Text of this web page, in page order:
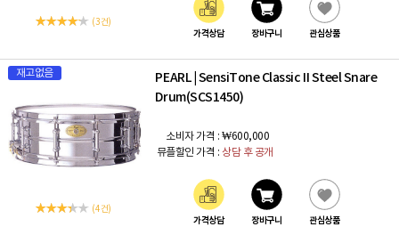
(3 건)
가격상담 장바구니 관심상품
재고없음
(4 건)
PEARL SensiTone Classic II Steel Snare
Drum(SCS1450)
소비자 가격 : ₩600,000
뮤플할인 가격 : 상담 후 공개
가격상담 장바구니 관심상품